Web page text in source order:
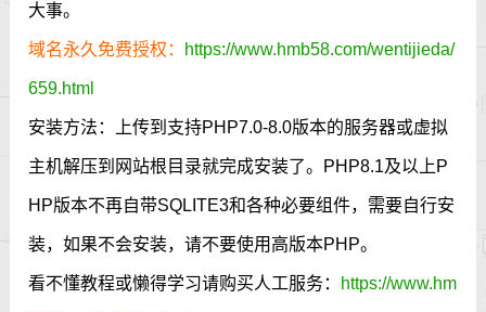
大事。
域名永久免费授权： https://www.hmb58.com/wentijieda/
659.html
安装方法：上传到支持PHP7.0-8.0版本的服务器或虚拟
主机解压到网站根目录就完成安装了。PHP8.1及以上P
HP版本不再自带SQLITE3和各种必要组件，需要自行安
装，如果不会安装，请不要使用高版本PHP。
看不懂教程或懒得学习请购买人工服务： https://www.hm